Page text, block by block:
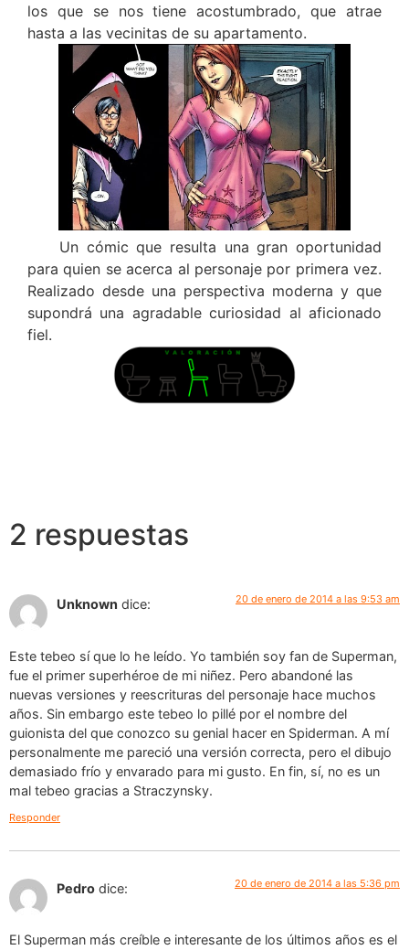
los que se nos tiene acostumbrado, que atrae
hasta a las vecinitas de su apartamento.
Un cómic que resulta una gran oportunidad
para quien se acerca al personaje por primera vez.
Realizado desde una perspectiva moderna y que
supondrá una agradable curiosidad al aficionado
fiel.
2 respuestas
Unknown dice: 20 de enero de 2014 a las 9:53 am
Este tebeo sí que lo he leído. Yo también soy fan de Superman,
fue el primer superhéroe de mi niñez. Pero abandoné las
nuevas versiones y reescrituras del personaje hace muchos
años. Sin embargo este tebeo lo pillé por el nombre del
guionista del que conozco su genial hacer en Spiderman. A mí
personalmente me pareció una versión correcta, pero el dibujo
demasiado frío y envarado para mi gusto. En fin, sí, no es un
mal tebeo gracias a Straczynsky.
Responder
Pedro dice: 20 de enero de 2014 a las 5:36 pm
El Superman más creíble e interesante de los últimos años es el